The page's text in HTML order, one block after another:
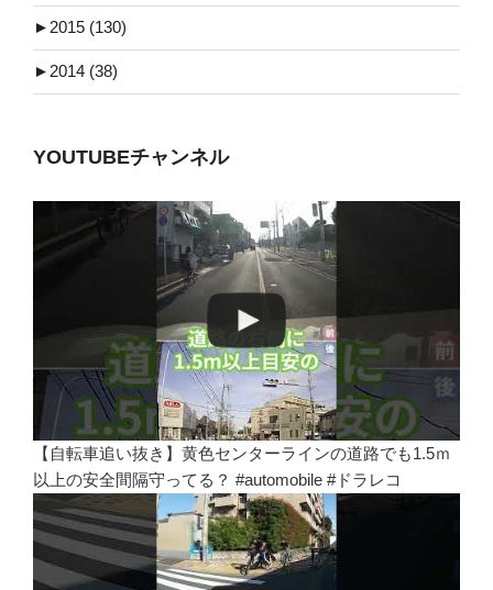
► 2015 (130)
► 2014 (38)
YOUTUBEチャンネル
【自転車追い抜き】黄色センターラインの道路でも1.5ｍ
以上の安全間隔守ってる？ #automobile #ドラレコ